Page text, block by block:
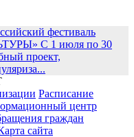
фестиваль
С 1 июля по 30
проект,
Расписание
центр
граждан
сайта